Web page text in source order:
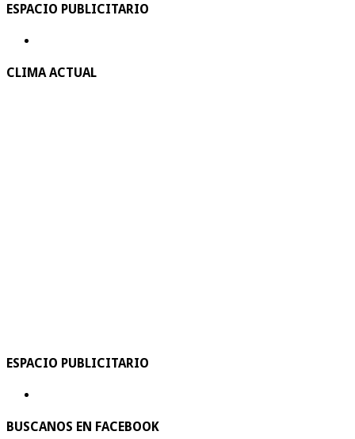
ESPACIO PUBLICITARIO
CLIMA ACTUAL
ESPACIO PUBLICITARIO
BUSCANOS EN FACEBOOK